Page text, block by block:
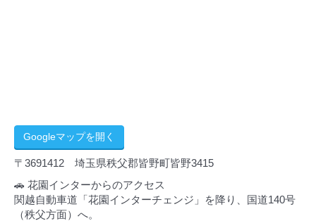
Googleマップを開く
〒3691412 埼玉県秩父郡皆野町皆野3415
🚗 花園インターからのアクセス
関越自動車道「花園インターチェンジ」を降り、国道140号
（秩父方面）へ。